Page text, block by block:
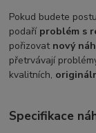
Pokud budete
podaří problém s
pořizovat nový
přetrvávají
kvalitních,
Specifikace